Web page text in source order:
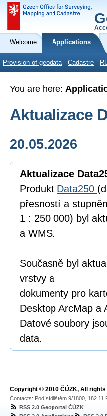
Welcome Applications
Provision of geodata Cadastre
You are here:
Aktualizace
20.05.2026
Aktualizace
Produkt Data250
přesností a
1 : 250 000) byl
a WMS.
Současně byl
vrstvy a
dokumenty pro
Desktop ArcMap a
Datové soubory
data.
Copyright © 2010 ČÚZK, All
Contacts: Pod sídlištěm 9/1800, 182 11
RSS 2.0 Geoportal ČÚZK